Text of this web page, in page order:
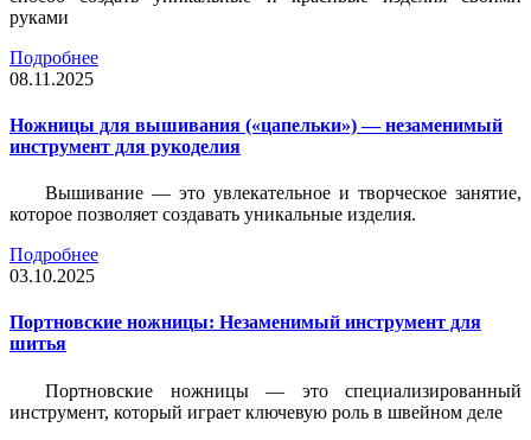
руками
Подробнее
08.11.2025
Ножницы для вышивания («цапельки») — незаменимый
инструмент для рукоделия
Вышивание — это увлекательное и творческое занятие,
которое позволяет создавать уникальные изделия.
Подробнее
03.10.2025
Портновские ножницы: Незаменимый инструмент для
шитья
Портновские ножницы — это специализированный
инструмент, который играет ключевую роль в швейном деле